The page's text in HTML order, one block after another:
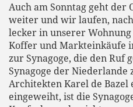
Auch am Sonntag geht der
weiter und wir laufen,
lecker in unserer
Koffer und Markteinkäufe
zur Synagoge, die den Ruf
Synagoge der Niederlande
Architekten Karel de
eingeweiht, ist die